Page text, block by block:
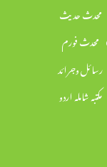
محدث حدیث
محدث فورم
رسائل وجرائد
مکتبہ شاملہ اردو